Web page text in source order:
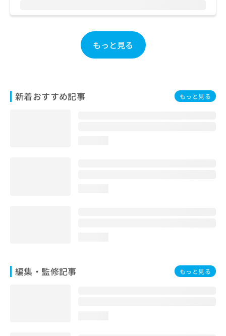
もっと見る
新着おすすめ記事 もっと見る
編集・監修記事 もっと見る
問
ら